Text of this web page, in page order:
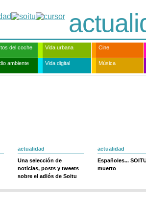
del coche Vida urbana Cine
ambiente Vida digital Música
actualidad
Una selección de
noticias, posts y tweets
sobre el adiós de Soitu
actualidad
Españoles...
muerto